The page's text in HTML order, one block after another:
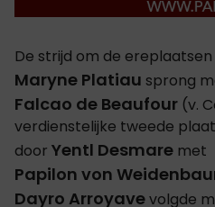
De strijd om de
Maryne Platiau sprong
Falcao de Beaufour (v.
verdienstelijke tweede
door Yentl Desmare met
Papilon von
Dayro Arroyavevolgde